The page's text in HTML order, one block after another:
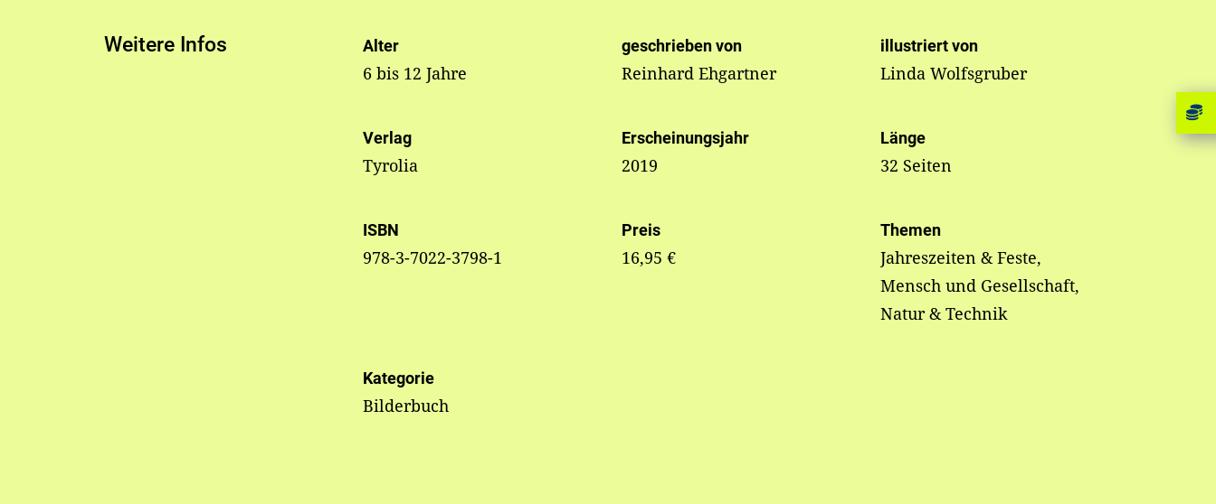
Weitere Infos Alter
6 bis 12 Jahre
geschrieben von
Reinhard Ehgartner
illustriert von
Linda Wolfsgruber
Verlag
Tyrolia
Erscheinungsjahr
2019
Länge
32 Seiten
ISBN
978-3-7022-3798-1
Preis
16,95 €
Themen
Jahreszeiten & Feste,
Mensch und Gesellschaft,
Natur & Technik
Kategorie
Bilderbuch